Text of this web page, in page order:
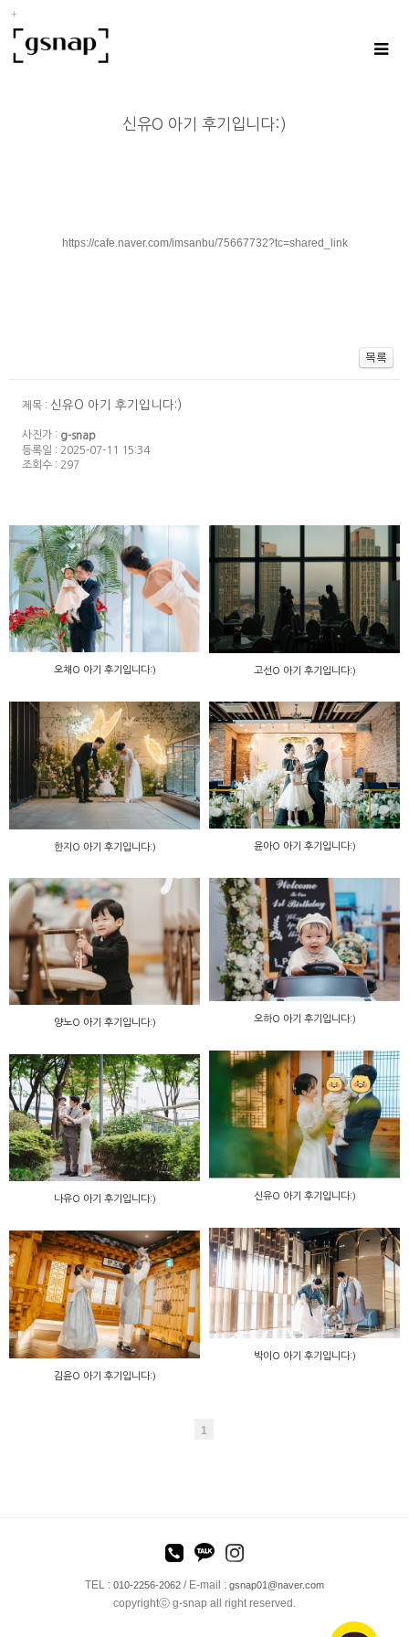
신유O 아기 후기입니다:)
https://cafe.naver.com/imsanbu/75667732?tc=shared_link
제목 : 신유O 아기 후기입니다:)
사진가 : g-snap
등록일 : 2025-07-11 15:34
조회수 : 297
오채O 아기 후기입니다:) 고선O 아기 후기입니다:)
한지O 아기 후기입니다:) 윤아O 아기 후기입니다:)
양노O 아기 후기입니다:) 오하O 아기 후기입니다:)
신유O 아기 후기입니다:)
나유O 아기 후기입니다:)
박이O 아기 후기입니다:)
김윤O 아기 후기입니다:)
1
TEL : 010-2256-2062 / E-mail : gsnap01@naver.com
copyrightⓒ g-snap all right reserved.